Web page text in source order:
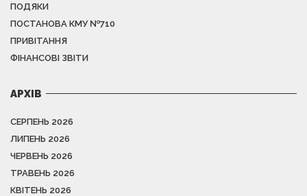
ПОДЯКИ
ПОСТАНОВА КМУ №710
ПРИВІТАННЯ
ФІНАНСОВІ ЗВІТИ
АРХІВ
СЕРПЕНЬ 2026
ЛИПЕНЬ 2026
ЧЕРВЕНЬ 2026
ТРАВЕНЬ 2026
КВІТЕНЬ 2026